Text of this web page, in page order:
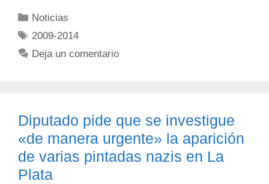
Noticias
2009-2014
Deja un comentario
Diputado pide que se investigue
«de manera urgente» la aparición
de varias pintadas nazis en La
Plata